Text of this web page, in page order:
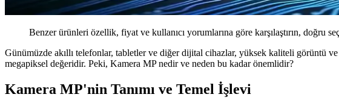
Benzer ürünleri özellik, fiyat ve kullanıcı yorumlarına göre karşılaştırın, doğru
Günümüzde akıllı telefonlar, tabletler ve diğer dijital cihazlar, yüksek kaliteli görüntü
megapiksel değeridir. Peki, Kamera MP nedir ve neden bu kadar önemlidir?
Kamera MP'nin Tanımı ve Temel İşlevi